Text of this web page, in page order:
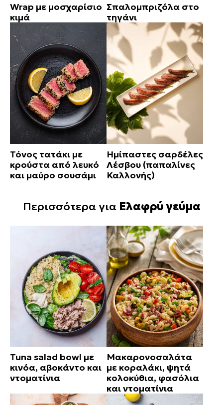
Wrap με μοσχαρίσιο
κιμά
Σπαλομπριζόλα στο
τηγάνι
Τόνος τατάκι με
κρούστα από λευκό
και μαύρο σουσάμι
Ημίπαστες σαρδέλες
Λέσβου (παπαλίνες
Καλλονής)
Περισσότερα για Ελαφρύ γεύμα
Tuna salad bowl με
κινόα, αβοκάντο και
ντοματίνια
Μακαρονοσαλάτα
με κοραλάκι, ψητά
κολοκύθια, φασόλια
και ντοματίνια